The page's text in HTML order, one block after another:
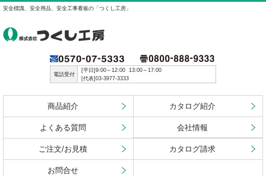
安全標識、安全用品、安全工事看板の「つくし工房」
電話受付
[平日]9:00～12:00 13:00～17:00
[代表]03-3977-3333
商品紹介 カタログ紹介
よくある質問 会社情報
ご注文/お見積 カタログ請求
お問合せ